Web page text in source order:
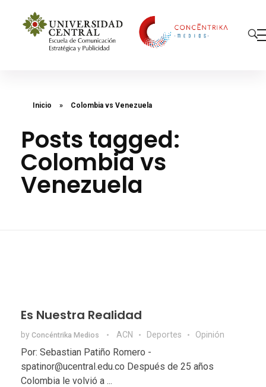
Inicio » Colombia vs Venezuela
Posts tagged:
Colombia vs
Venezuela
Es Nuestra Realidad
by Concéntrika Medios ACN Deportes Opinión
Por: Sebastian Patiño Romero -
spatinor@ucentral.edu.co Después de 25 años
Colombia le volvió a ...